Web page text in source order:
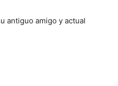
antiguo amigo y actual